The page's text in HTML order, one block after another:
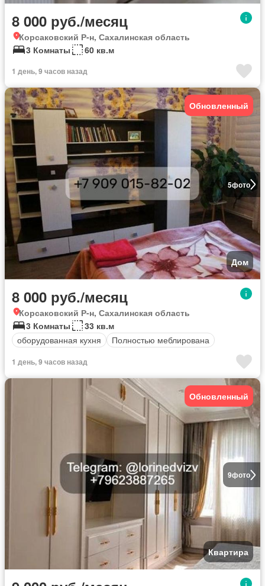
8 000 руб./месяц
Корсаковский Р-н, Сахалинская область
3 Комнаты
60 кв.м
1 день, 9 часов назад
5фото
Обновленный
Дом
8 000 руб./месяц
Корсаковский Р-н, Сахалинская область
3 Комнаты
33 кв.м
оборудованная кухня
Полностью меблирована
1 день, 9 часов назад
9фото
Обновленный
Квартира